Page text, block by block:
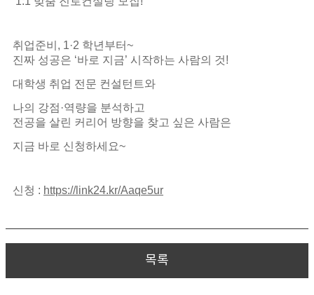
취업준비, 1·2 학년부터~
진짜 성공은 ‘바로 지금’ 시작하는 사람의 것!
대학생 취업 전문 컨설턴트와
나의 강점·역량을 분석하고
전공을 살린 커리어 방향을 찾고 싶은 사람은
지금 바로 신청하세요~
신청 : https://link24.kr/Aaqe5ur
목록